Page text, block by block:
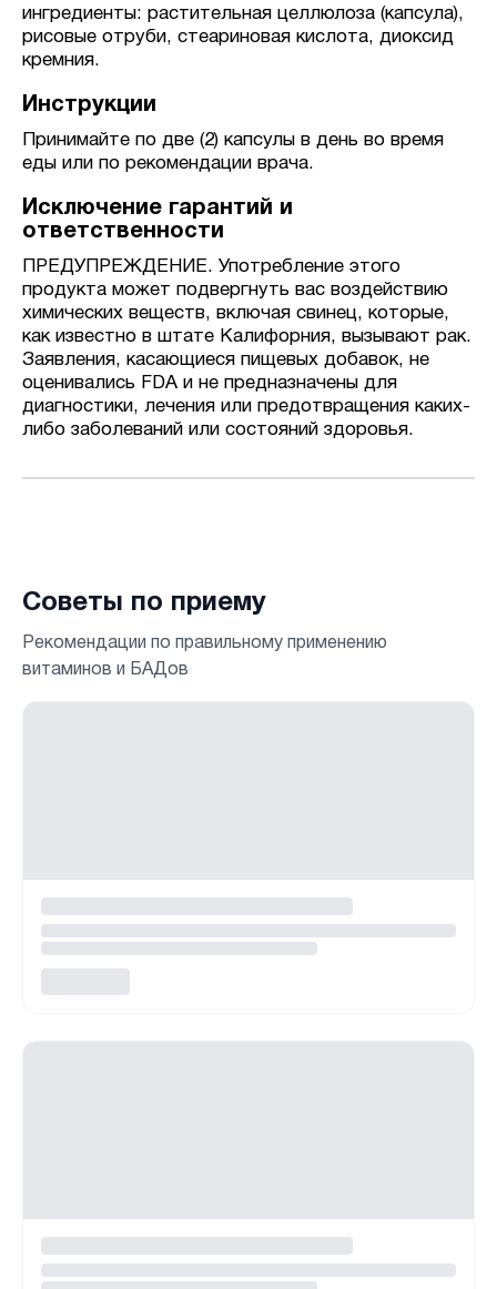
ингредиенты: растительная целлюлоза (капсула),
рисовые отруби, стеариновая кислота, диоксид
кремния.
Инструкции
Принимайте по две (2) капсулы в день во время
еды или по рекомендации врача.
Исключение гарантий и
ответственности
ПРЕДУПРЕЖДЕНИЕ. Употребление этого
продукта может подвергнуть вас воздействию
химических веществ, включая свинец, которые,
как известно в штате Калифорния, вызывают рак.
Заявления, касающиеся пищевых добавок, не
оценивались FDA и не предназначены для
диагностики, лечения или предотвращения каких-
либо заболеваний или состояний здоровья.
Советы по приему
Рекомендации по правильному применению
витаминов и БАДов